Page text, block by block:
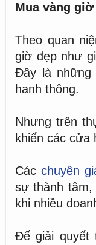
Mua vàng
Theo quan
giờ đẹp như
Đây là
hanh thông.
Nhưng trên
khiến các cửa
Cácchuyên
sự thành tâm,
khi nhiều
Để giải quyết